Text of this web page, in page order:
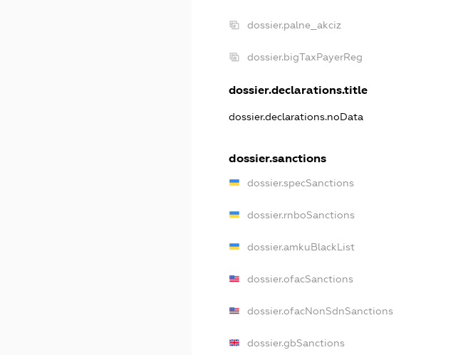
dossier.palne_akciz
dossier.bigTaxPayerReg
dossier.declarations.title
dossier.declarations.noData
dossier.sanctions
dossier.specSanctions
dossier.rnboSanctions
dossier.amkuBlackList
dossier.ofacSanctions
dossier.ofacNonSdnSanctions
dossier.gbSanctions